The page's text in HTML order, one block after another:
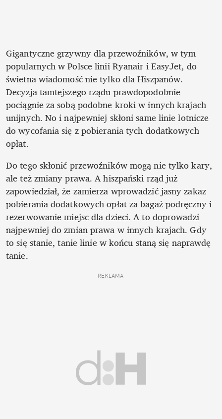
Gigantyczne grzywny dla przewoźników, w tym
popularnych w Polsce linii Ryanair i EasyJet, do
świetna wiadomość nie tylko dla Hiszpanów.
Decyzja tamtejszego rządu prawdopodobnie
pociągnie za sobą podobne kroki w innych krajach
unijnych. No i najpewniej skłoni same linie lotnicze
do wycofania się z pobierania tych dodatkowych
opłat.
Do tego skłonić przewoźników mogą nie tylko kary,
ale też zmiany prawa. A hiszpański rząd już
zapowiedział, że zamierza wprowadzić jasny zakaz
pobierania dodatkowych opłat za bagaż podręczny i
rezerwowanie miejsc dla dzieci. A to doprowadzi
najpewniej do zmian prawa w innych krajach. Gdy
to się stanie, tanie linie w końcu staną się naprawdę
tanie.
REKLAMA